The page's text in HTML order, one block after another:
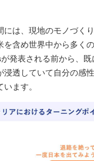
には、現地のモノづく
を含め世界中から多く
発表される前から、
浸透していて自分の感
ます。